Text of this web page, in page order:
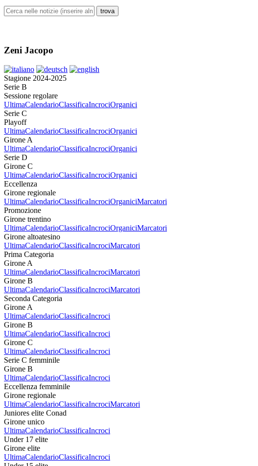
Zeni Jacopo
Stagione 2024-2025
Serie B
Sessione regolare
UltimaCalendarioClassificaIncrociOrganici
Serie C
Playoff
UltimaCalendarioClassificaIncrociOrganici
Girone A
UltimaCalendarioClassificaIncrociOrganici
Serie D
Girone C
UltimaCalendarioClassificaIncrociOrganici
Eccellenza
Girone regionale
UltimaCalendarioClassificaIncrociOrganiciMarcatori
Promozione
Girone trentino
UltimaCalendarioClassificaIncrociOrganiciMarcatori
Girone altoatesino
UltimaCalendarioClassificaIncrociMarcatori
Prima Categoria
Girone A
UltimaCalendarioClassificaIncrociMarcatori
Girone B
UltimaCalendarioClassificaIncrociMarcatori
Seconda Categoria
Girone A
UltimaCalendarioClassificaIncroci
Girone B
UltimaCalendarioClassificaIncroci
Girone C
UltimaCalendarioClassificaIncroci
Serie C femminile
Girone B
UltimaCalendarioClassificaIncroci
Eccellenza femminile
Girone regionale
UltimaCalendarioClassificaIncrociMarcatori
Juniores elite Conad
Girone unico
UltimaCalendarioClassificaIncroci
Under 17 elite
Girone elite
UltimaCalendarioClassificaIncroci